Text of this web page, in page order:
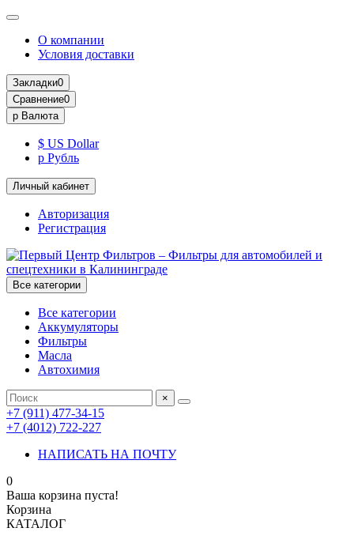
О компании
Условия доставки
Закладки0
Сравнение0
р Валюта
$ US Dollar
р Рубль
Личный кабинет
Авторизация
Регистрация
Все категории
Все категории
Аккумуляторы
Фильтры
Масла
Автохимия
×
+7 (911) 477-34-15
+7 (4012) 722-227
НАПИСАТЬ НА ПОЧТУ
0
Ваша корзина пуста!
Корзина
КАТАЛОГ